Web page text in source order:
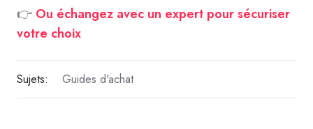
👉 Ou échangez avec un expert pour sécuriser
votre choix
Sujets: Guides d'achat